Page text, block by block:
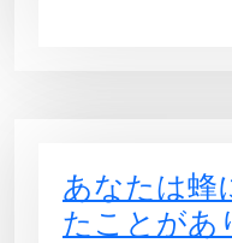
あなたは蜂
たことがあ